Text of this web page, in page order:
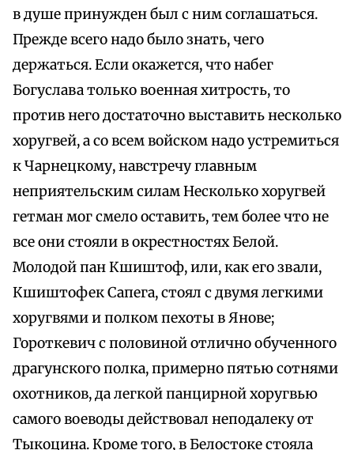
в душе принужден был с ним соглашаться.
Прежде всего надо было знать, чего
держаться. Если окажется, что набег
Богуслава только военная хитрость, то
против него достаточно выставить несколько
хоругвей, а со всем войском надо устремиться
к Чарнецкому, навстречу главным
неприятельским силам Несколько хоругвей
гетман мог смело оставить, тем более что не
все они стояли в окрестностях Белой.
Молодой пан Кшиштоф, или, как его звали,
Кшиштофек Сапега, стоял с двумя легкими
хоругвями и полком пехоты в Янове;
Гороткевич с половиной отлично обученного
драгунского полка, примерно пятью сотнями
охотников, да легкой панцирной хоругвью
самого воеводы действовал неподалеку от
Тыкоцина. Кроме того, в Белостоке стояла